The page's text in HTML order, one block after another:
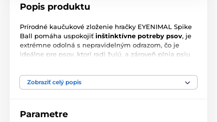
Popis produktu
Prírodné kaučukové zloženie hračky EYENIMAL Spike
Ball pomáha uspokojiť inštinktívne potreby psov, je
extrémne odolná s nepravidelným odrazom, čo je
ideálne pre psov, ktorí radi žujú, a zároveň plnia psiu
granúl, alebo maškrty.
Technické špecifikácie sa môžu zmeniť bez
Zobraziť celý popis
Parametre